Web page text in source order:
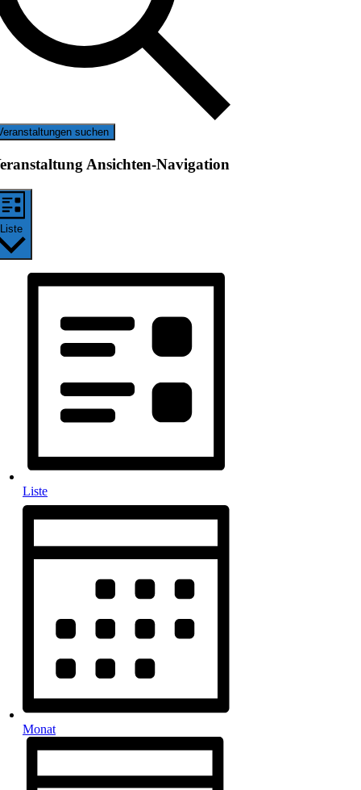
suchen
Ansichten-Navigation
Liste
Liste
Monat